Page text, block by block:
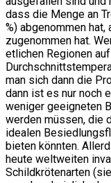
dass die Menge an
%) abgenommen
zugenommen hat.
etlichen Regionen
man sich dann die
dann ist es nur noch
weniger geeigneten
werden müssen, die
idealen
bieten könnten.
heute weltweiten
Schildkrötenarten